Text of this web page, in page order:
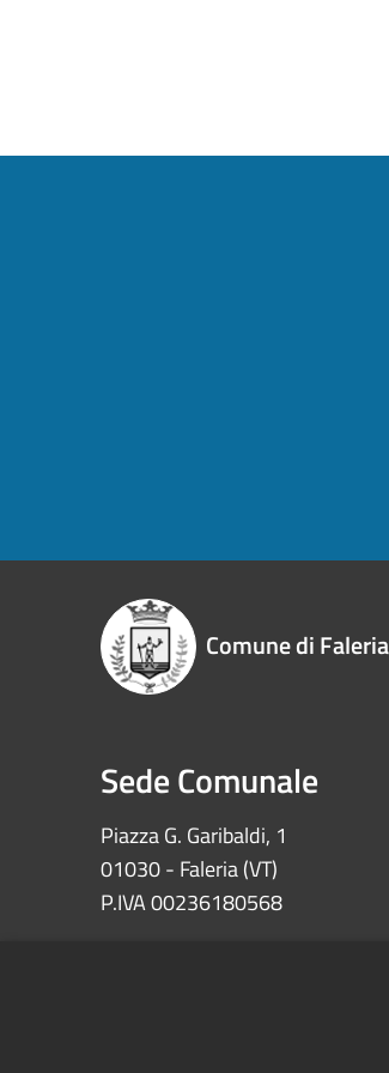
Comune di Faleria
Sede Comunale
Piazza G. Garibaldi, 1
01030 - Faleria (VT)
P.IVA 00236180568
Ccp 11639010 – Tesoreria